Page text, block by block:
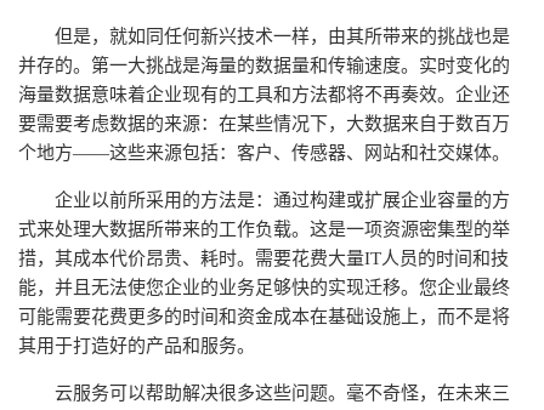
但是，就如同任何新兴技术一样，由其所带来的挑战也是
并存的。第一大挑战是海量的数据量和传输速度。实时变化的
海量数据意味着企业现有的工具和方法都将不再奏效。企业还
要需要考虑数据的来源：在某些情况下，大数据来自于数百万
个地方——这些来源包括：客户、传感器、网站和社交媒体。
企业以前所采用的方法是：通过构建或扩展企业容量的方
式来处理大数据所带来的工作负载。这是一项资源密集型的举
措，其成本代价昂贵、耗时。需要花费大量IT人员的时间和技
能，并且无法使您企业的业务足够快的实现迁移。您企业最终
可能需要花费更多的时间和资金成本在基础设施上，而不是将
其用于打造好的产品和服务。
云服务可以帮助解决很多这些问题。毫不奇怪，在未来三